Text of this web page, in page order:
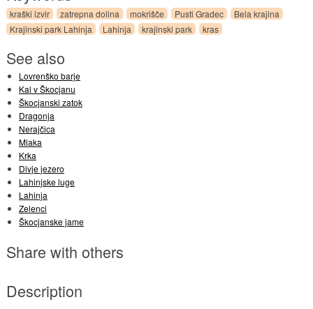
kraški izvir zatrepna dolina mokrišče Pusti Gradec
Bela krajina
Krajinski park Lahinja
Lahinja krajinski park kras
See also
Lovrenško barje
Kal v Škocjanu
Škocjanski zatok
Dragonja
Nerajčica
Mlaka
Krka
Divje jezero
Lahinjske luge
Lahinja
Zelenci
Škocjanske jame
Share with others
Description